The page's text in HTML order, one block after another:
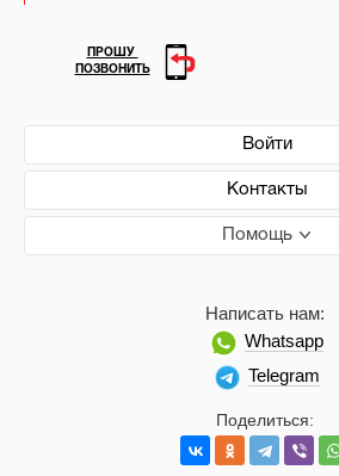
Войти
Контакты
Помощь
Поделиться:
Написать нам:
Whatsapp
Telegram
ПРОШУ
ПОЗВОНИТЬ